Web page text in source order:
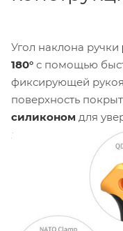
Угол наклона ручки
180° с помощью
фиксирующей
поверхность
силиконом для
длительных
несколько
два
отверстия 1/4"-20,
системой Arri anti-
без проворота. На